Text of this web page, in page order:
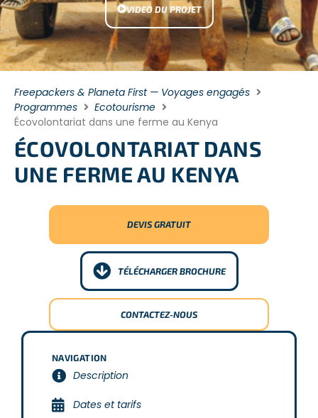
VIDEO DU PROJET
Freepackers & Planeta First — Voyages engagés
Programmes
Ecotourisme
Écovolontariat dans une ferme au Kenya
ÉCOVOLONTARIAT DANS
UNE FERME AU KENYA
DEVIS GRATUIT
TÉLÉCHARGER BROCHURE
CONTACTEZ-NOUS
NAVIGATION
Description
Dates et tarifs